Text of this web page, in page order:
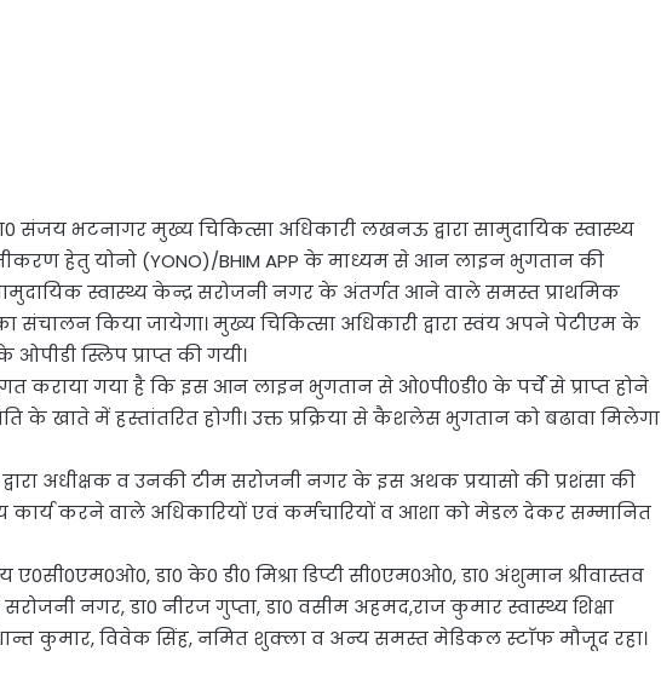
संजय भटनागर मुख्य चिकित्सा अधिकारी लखनऊ द्वारा सामुदायिक स्वास्थ्य
हेतु योनो (YONO)/BHIM APP के माध्यम से आन लाइन भुगतान की
स्वास्थ्य केन्द्र सरोजनी नगर के अंतर्गत आने वाले समस्त प्राथमिक
का संचालन किया जायेगा। मुख्य चिकित्सा अधिकारी द्वारा स्वंय अपने पेटीएम के
स्लिप प्राप्त की गयी।
कराया गया है कि इस आन लाइन भुगतान से ओ0पी0डी0 के पर्चे से प्राप्त होने
के खाते में हस्तांतरित होगी। उक्त प्रक्रिया से कैशलेस भुगतान को बढावा मिलेगा
अधीक्षक व उनकी टीम सरोजनी नगर के इस अथक प्रयासो की प्रशंसा की
कार्य करने वाले अधिकारियों एवं कर्मचारियों व आशा को मेडल देकर सम्मानित
ए0सी0एम0ओ0, डा0 के0 डी0 मिश्रा डिप्टी सी0एम0ओ0, डा0 अंशुमान श्रीवास्तव
नगर, डा0 नीरज गुप्ता, डा0 वसीम अहमद,राज कुमार स्वास्थ्य शिक्षा
कुमार, विवेक सिंह, नमित शुक्ला व अन्य समस्त मेडिकल स्टाॅफ मौजूद रहा।